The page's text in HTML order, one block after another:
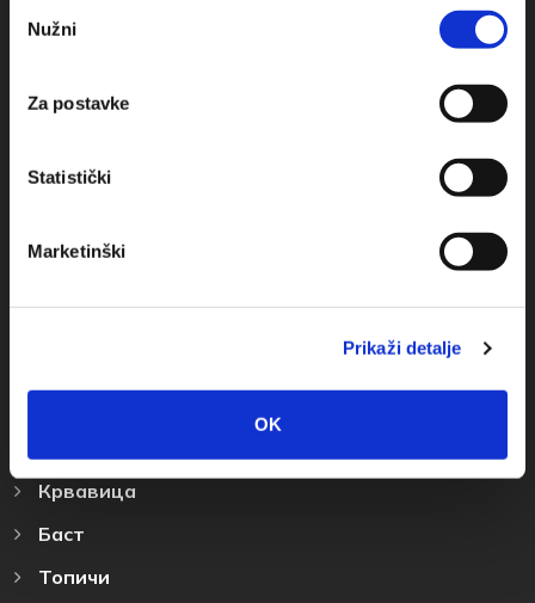
pristanka
Nužni
Za postavke
Statistički
Marketinški
Prikaži detalje
OK
info@baskavoda.hr
Крвавица
Баст
Топичи